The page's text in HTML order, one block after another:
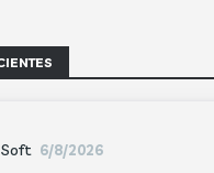
6/8/2026